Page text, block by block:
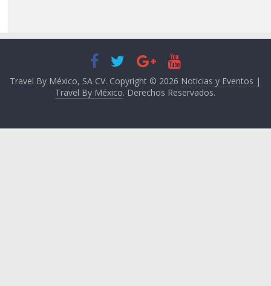
Travel By México, SA CV. Copyright © 2026 Noticias y Eventos |
Travel By México. Derechos Reservados.